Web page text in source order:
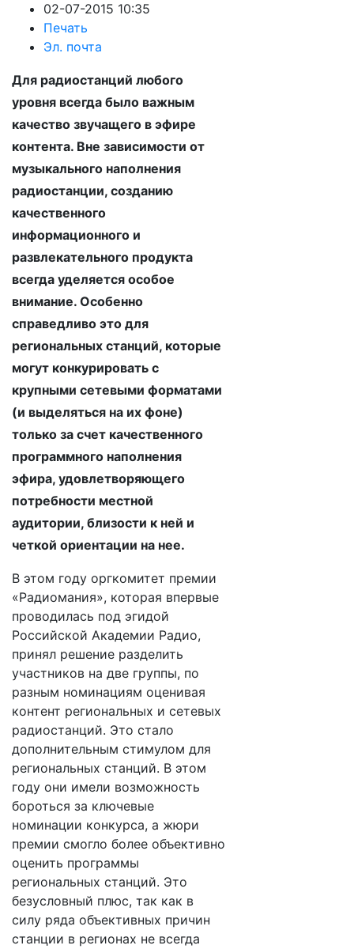
02-07-2015 10:35
Печать
Эл. почта
Для радиостанций любого
уровня всегда было важным
качество звучащего в эфире
контента. Вне зависимости от
музыкального наполнения
радиостанции, созданию
качественного
информационного и
развлекательного продукта
всегда уделяется особое
внимание. Особенно
справедливо это для
региональных станций, которые
могут конкурировать с
крупными сетевыми форматами
(и выделяться на их фоне)
только за счет качественного
программного наполнения
эфира, удовлетворяющего
потребности местной
аудитории, близости к ней и
четкой ориентации на нее.
В этом году оргкомитет премии
«Радиомания», которая впервые
проводилась под эгидой
Российской Академии Радио,
принял решение разделить
участников на две группы, по
разным номинациям оценивая
контент региональных и сетевых
радиостанций. Это стало
дополнительным стимулом для
региональных станций. В этом
году они имели возможность
бороться за ключевые
номинации конкурса, а жюри
премии смогло более объективно
оценить программы
региональных станций. Это
безусловный плюс, так как в
силу ряда объективных причин
станции в регионах не всегда